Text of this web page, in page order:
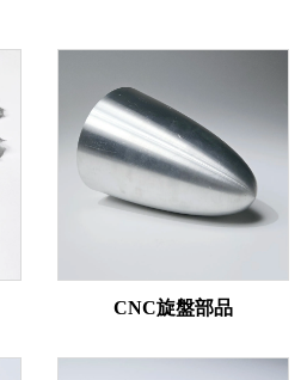
CNC旋盤部品